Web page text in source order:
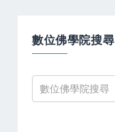
數位佛學院搜尋